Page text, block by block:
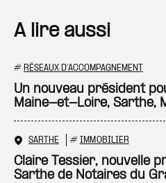
A lire aussi
# RÉSEAUX D'ACCOMPAGNEMENT
Un nouveau président
Maine-et-Loire, Sarthe,
SARTHE # IMMOBILIER
Claire Tessier, nouvelle
Sarthe de Notaires du